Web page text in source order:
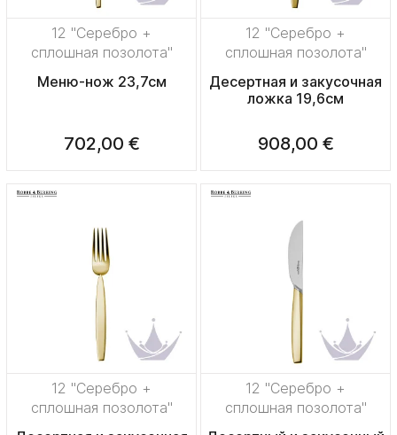
12 "Серебро +
сплошная позолота"
Меню-нож 23,7см
702,00 €
12 "Серебро +
сплошная позолота"
Десертная и закусочная
ложка 19,6см
908,00 €
12 "Серебро +
сплошная позолота"
12 "Серебро +
сплошная позолота"